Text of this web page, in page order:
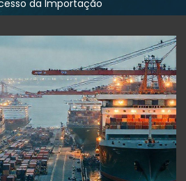
da Importação